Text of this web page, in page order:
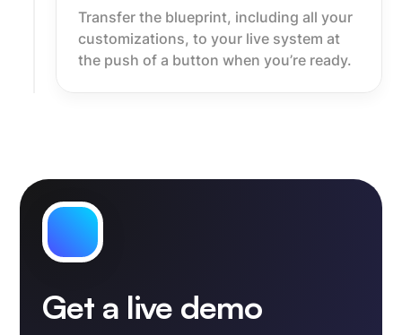
Transfer the blueprint, including all your
customizations, to your live system at
the push of a button when you’re ready.
Get a live demo